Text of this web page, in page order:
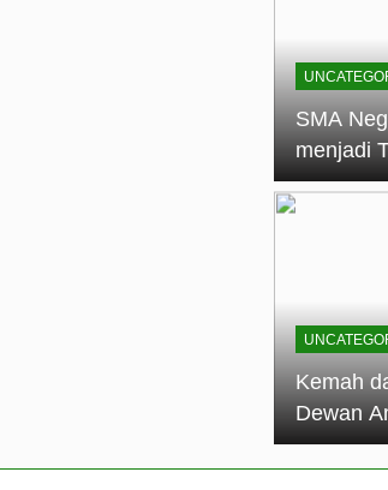
11 Purworejo Sukses Gelar LPBB
SMA
menjadi
Pembina
Kemah
Dewan
11